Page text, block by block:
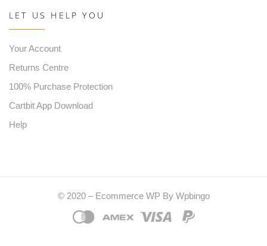
LET US HELP YOU
Your Account
Returns Centre
100% Purchase Protection
Cartbit App Download
Help
© 2020 – Ecommerce WP By Wpbingo